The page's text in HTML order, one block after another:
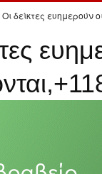
Οι δείκτες ευημερούν